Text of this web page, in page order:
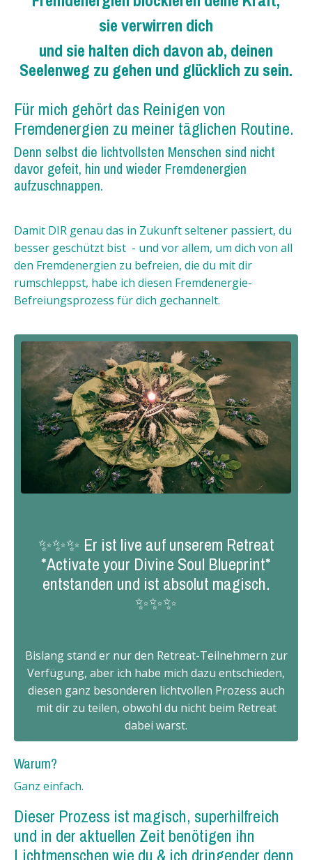
sie verwirren dich
und sie halten dich davon ab, deinen
Seelenweg zu gehen und glücklich zu sein.
Für mich gehört das Reinigen von
Fremdenergien zu meiner täglichen Routine.
Denn selbst die lichtvollsten Menschen sind nicht
davor gefeit, hin und wieder Fremdenergien
aufzuschnappen.
Damit DIR genau das in Zukunft seltener passiert, du
besser geschützt bist - und vor allem, um dich von all
den Fremdenergien zu befreien, die du mit dir
rumschleppst, habe ich diesen Fremdenergie-
Befreiungsprozess für dich gechannelt.
✨✨✨ Er ist live auf unserem Retreat
*Activate your Divine Soul Blueprint*
entstanden und ist absolut magisch.
✨✨✨
Bislang stand er nur den Retreat-Teilnehmern zur
Verfügung, aber ich habe mich dazu entschieden,
diesen ganz besonderen lichtvollen Prozess auch
mit dir zu teilen, obwohl du nicht beim Retreat
dabei warst.
Warum?
Ganz einfach.
Dieser Prozess ist magisch, superhilfreich
und in der aktuellen Zeit benötigen ihn
Lichtmenschen wie du & ich dringender denn